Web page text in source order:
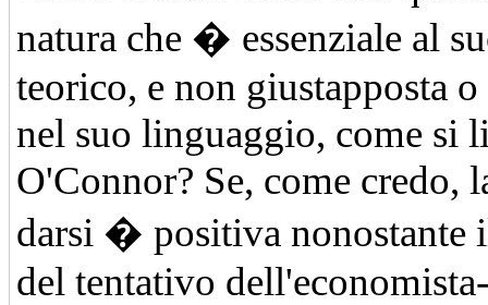
natura che � essenziale al
teorico, e non giustapposta
nel suo linguaggio, come si
O'Connor? Se, come credo,
darsi � positiva nonostante
del tentativo